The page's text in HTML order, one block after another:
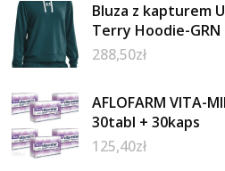
Bluza z kapturem
Terry Hoodie-GRN
288,50zł
AFLOFARM VITA-
30tabl + 30kaps
125,40zł